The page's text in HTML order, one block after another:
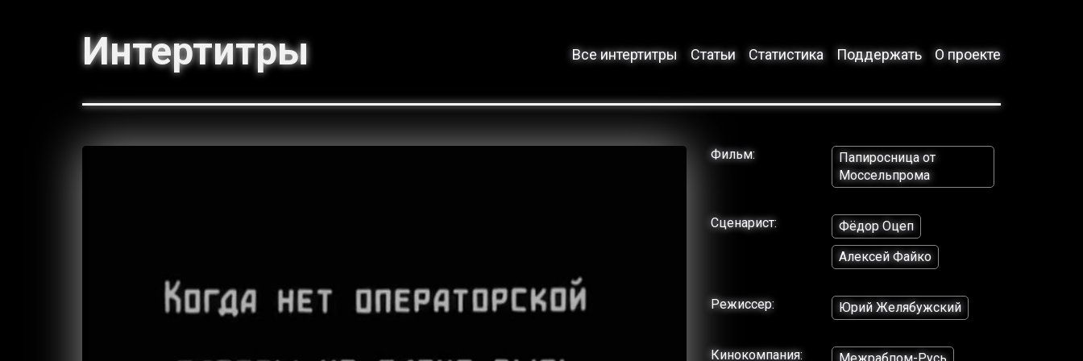
Интертитры Все интертитры Статьи Статистика Поддержать О проекте
Фильм:
Папиросница от
Моссельпрома
Сценарист:
Фёдор Оцеп
Алексей Файко
Режиссер: Юрий Желябужский
Кинокомпания: